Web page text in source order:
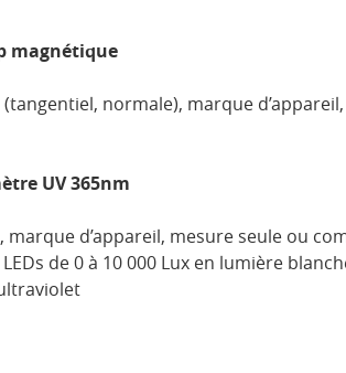
magnétique
normale), marque d’appareil,
UV 365nm
marque d’appareil, mesure seule ou
de 0 à 10 000 Lux en lumière